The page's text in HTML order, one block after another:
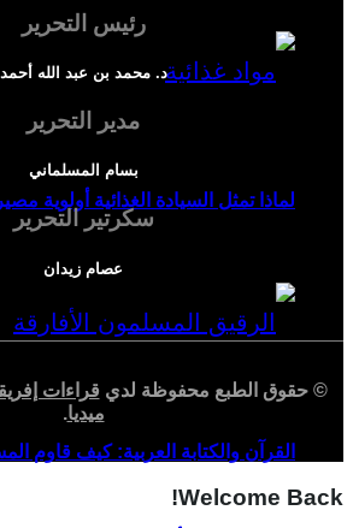
لماذا تمثل السيادة الغذائية أولوية
القرآن والكتابة العربية: كيف قاوم
رئيس التحرير
د. محمد بن عبد الله أحمد
مدير التحرير
بسام المسلماني
سكرتير التحرير
عصام زيدان
© حقوق الطبع محفوظة لدي قراءات
ميديا.
Welcome Back!